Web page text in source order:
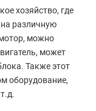
хозяйство, где
на различную
мотор, можно
может
Также этот
оборудование,